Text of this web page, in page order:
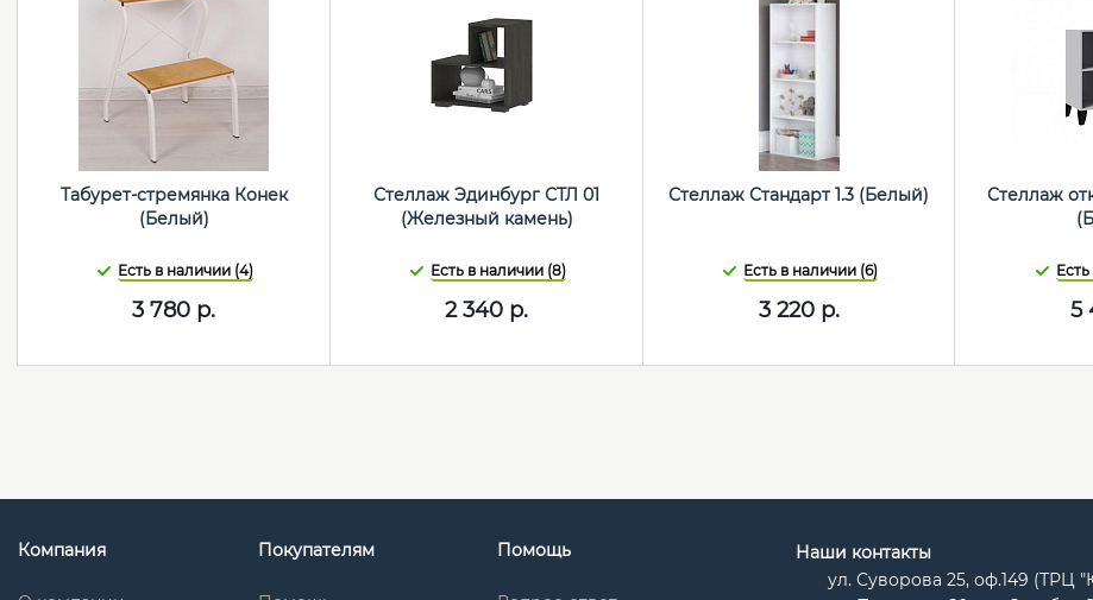
Табурет-стремянка Конек
(Белый)
Есть в наличии (4)
3 780 р.
Стеллаж Эдинбург СТЛ 01
(Железный камень)
Есть в наличии (8)
2 340 р.
Стеллаж Стандарт 1.3 (Белый)
Есть в наличии (6)
3 220р.
Стеллаж
5
Компания Покупателям Помощь
Наши контакты
ул. Суворова 25, оф.149 (ТРЦ